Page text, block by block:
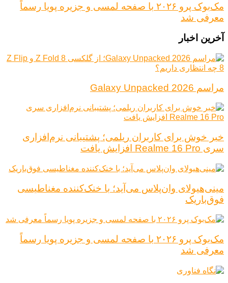
مک‌بوک پرو ۲۰۲۶ با صفحه لمسی و جزیره پویا رسماً
معرفی شد
آخرین اخبار
مراسم Galaxy Unpacked 2026
خبر خوش برای کاربران ریلمی؛ پشتیبانی نرم‌افزاری
سری Realme 16 Pro افزایش یافت
مینی‌هیولای وان‌پلاس می‌آید؛ با خنک‌کننده مغناطیسی
فوق‌باریک
مک‌بوک پرو ۲۰۲۶ با صفحه لمسی و جزیره پویا رسماً
معرفی شد